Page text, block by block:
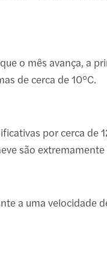
o mês avança, a
de cerca de 10°C.
por cerca
são
a uma velocidade